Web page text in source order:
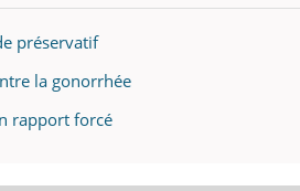
préservatif
la gonorrhée
rapport forcé